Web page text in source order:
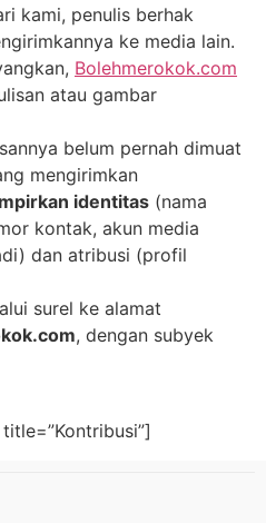
kami, penulis berhak
ke media lain.
Bolehmerokok.com
atau gambar
belum pernah dimuat
mengirimkan
identitas (nama
kontak, akun media
dan atribusi (profil
surel ke alamat
, dengan subyek